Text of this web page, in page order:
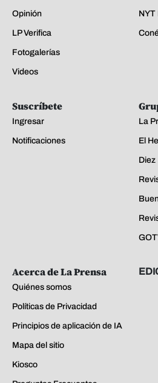
Opinión
LP Verifica
Fotogalerías
Videos
NYT
Suscríbete
Ingresar
Notificaciones
La
El
Diez
Acerca de La Prensa
Quiénes somos
Políticas de Privacidad
Principios de aplicación de IA
Mapa del sitio
Kiosco